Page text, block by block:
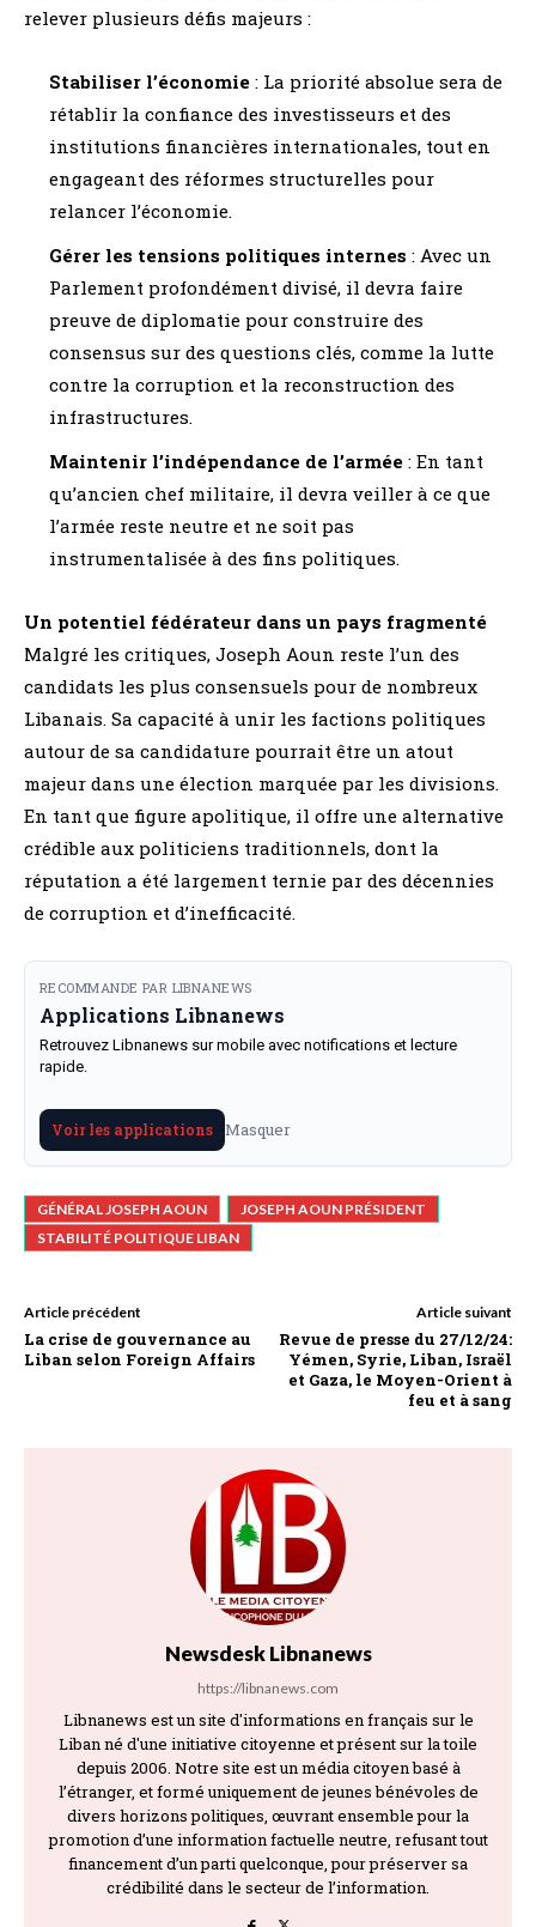
relever plusieurs défis majeurs :
Stabiliser l’économie : La priorité absolue sera de
rétablir la confiance des investisseurs et des
institutions financières internationales, tout en
engageant des réformes structurelles pour
relancer l’économie.
Gérer les tensions politiques internes : Avec un
Parlement profondément divisé, il devra faire
preuve de diplomatie pour construire des
consensus sur des questions clés, comme la lutte
contre la corruption et la reconstruction des
infrastructures.
Maintenir l’indépendance de l’armée : En tant
qu’ancien chef militaire, il devra veiller à ce que
l’armée reste neutre et ne soit pas
instrumentalisée à des fins politiques.
Un potentiel fédérateur dans un pays fragmenté
Malgré les critiques, Joseph Aoun reste l’un des
candidats les plus consensuels pour de nombreux
Libanais. Sa capacité à unir les factions politiques
autour de sa candidature pourrait être un atout
majeur dans une élection marquée par les divisions.
En tant que figure apolitique, il offre une alternative
crédible aux politiciens traditionnels, dont la
réputation a été largement ternie par des décennies
de corruption et d’inefficacité.
RECOMMANDE PAR LIBNANEWS
Applications Libnanews
Retrouvez Libnanews sur mobile avec notifications et lecture
rapide.
Voir les applications Masquer
GÉNÉRAL JOSEPH AOUN
JOSEPH AOUN PRÉSIDENT
STABILITÉ POLITIQUE LIBAN
Article précédent
La crise de gouvernance au
Liban selon Foreign Affairs
Article suivant
Revue de presse du 27/12/24:
Yémen, Syrie, Liban, Israël
et Gaza, le Moyen-Orient à
feu et à sang
Newsdesk Libnanews
https://libnanews.com
Libnanews est un site d'informations en français sur le
Liban né d'une initiative citoyenne et présent sur la toile
depuis 2006. Notre site est un média citoyen basé à
l’étranger, et formé uniquement de jeunes bénévoles de
divers horizons politiques, œuvrant ensemble pour la
promotion d’une information factuelle neutre, refusant tout
financement d’un parti quelconque, pour préserver sa
crédibilité dans le secteur de l’information.